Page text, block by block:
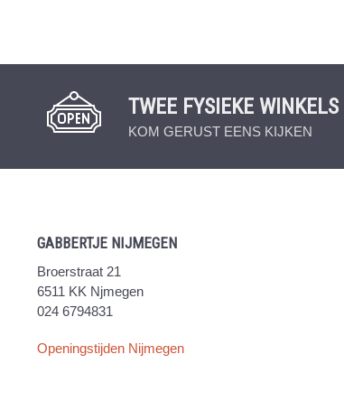
TWEE FYSIEKE WINKELS
KOM GERUST EENS KIJKEN
GABBERTJE NIJMEGEN
Broerstraat 21
6511 KK Njmegen
024 6794831
Openingstijden Nijmegen